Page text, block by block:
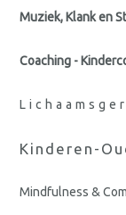
Muziek, Klank en
Coaching -
Kinderen-
Mindfulness &